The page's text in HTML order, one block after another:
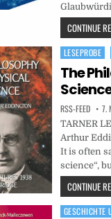
CONTINUE
Posted
in
LESEPROBE
The
RSS-FEED 7.
TARNER
Arthur
It is often
science“,
CONTINUE
Posted
GESCHICHTE